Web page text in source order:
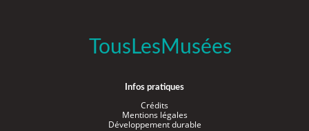
TousLesMusées
Infos pratiques
Crédits
Mentions légales
Développement durable